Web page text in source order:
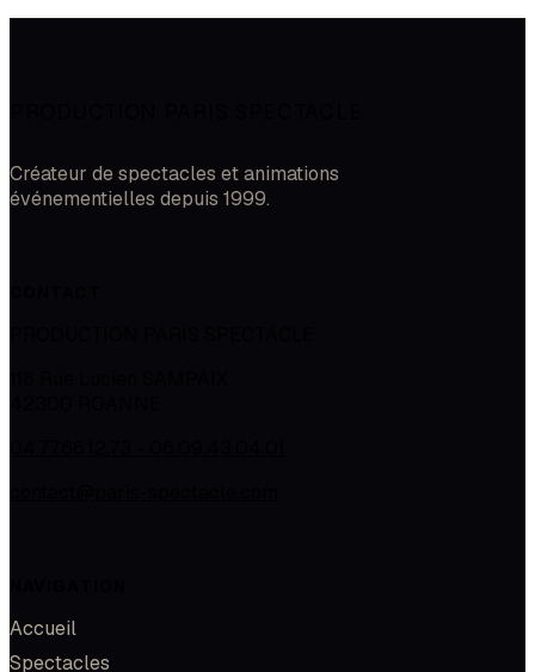
Créateur de spectacles et animations
événementielles depuis 1999.
Accueil
Spectacles